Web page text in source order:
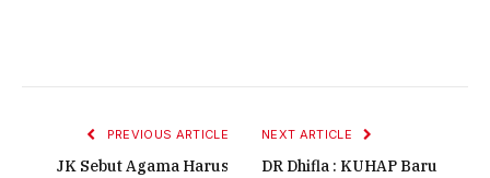
PREVIOUS ARTICLE
JK Sebut Agama Harus
NEXT ARTICLE
DR Dhifla : KUHAP Baru